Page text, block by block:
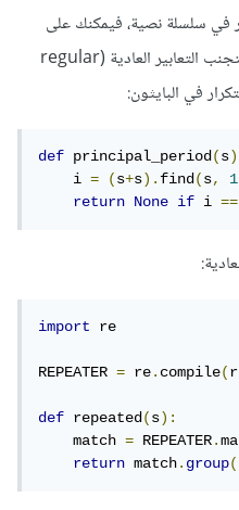
في سلسلة نصية، فيمكنك على
سبيل المثال استعمال هذا الحل لأنه يتجنب التعابير العادية (regular
def principal_period(s
    i
= (s+s).find(s,
return
None if i ==
import re
REPEATER = re.compile(
def repeated(s):
    match
= REPEATER.
return match.group